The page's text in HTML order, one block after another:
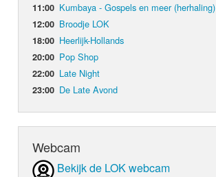
11:00 Kumbaya - Gospels en meer (herhaling)
12:00 Broodje LOK
18:00 Heerlijk-Hollands
20:00 Pop Shop
22:00 Late Night
23:00 De Late Avond
Webcam
Bekijk de LOK webcam